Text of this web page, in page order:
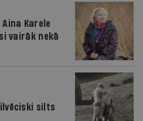
Karele
vairāk nekā
silts